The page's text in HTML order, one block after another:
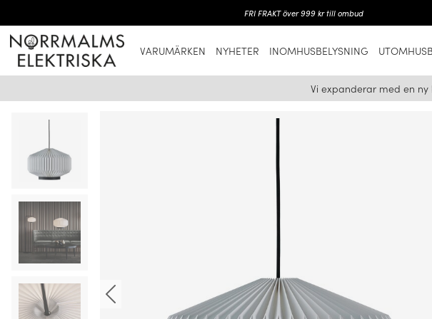
FRI FRAKT över 999 kr till ombud
VARUMÄRKEN NYHETER INOMHUSBELYSNING
Vi expanderar med en